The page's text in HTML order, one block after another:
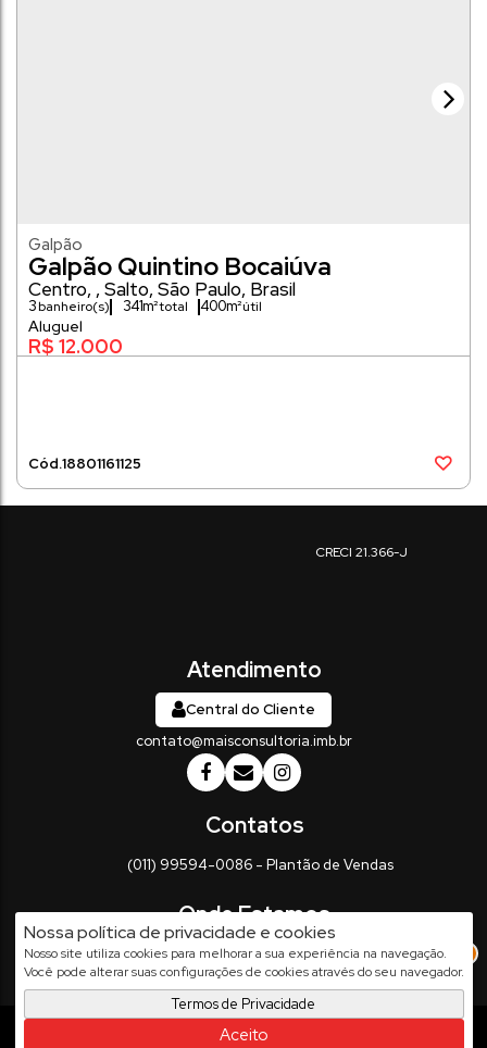
Nossa política de privacidade e cookies
Nosso site utiliza cookies para melhorar a sua experiência na navegação.
Você pode alterar suas configurações de cookies através do seu navegador.
Termos de Privacidade
Aceito
Galpão Quintino Bocaiúva
Galpão
R$ 12.000
18801161125
Centro , Salto, São Paulo, Brasil
3banheiro(s) 341m² 400m²
Central do Cliente
contato@maisconsultoria.imb.br
(011) 99594-0086 - Plantão de Vendas
Rua Vinte e Três de Maio, 337 Centro, Salto SP ,Brasil
Apresenta.me ~ Plataforma Imobiliária